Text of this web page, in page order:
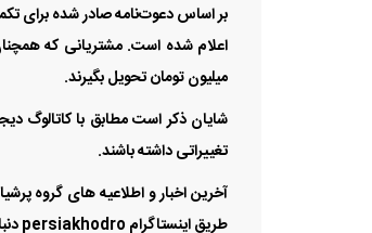
میلیون تومان تحویل بگیرند.
شایان ذکر است مطابق با کاتالوگ
تغییراتی داشته باشند.
طریق اینستاگرام persiakhodro دنبال کنید